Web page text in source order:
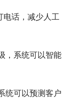
电话，减少人工
，系统可以智能
统可以预测客户